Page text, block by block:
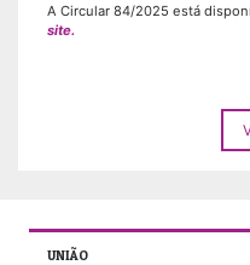
A Circular 84/2025 está
site.
UNIÃO